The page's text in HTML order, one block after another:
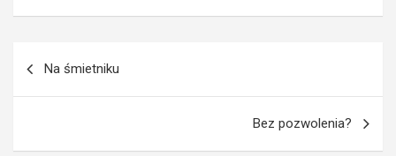
Na śmietniku
Bez pozwolenia?